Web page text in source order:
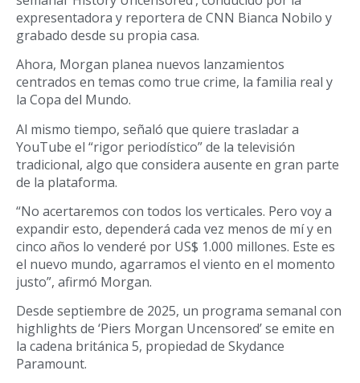
expresentadora y reportera de CNN Bianca Nobilo y
grabado desde su propia casa.
Ahora, Morgan planea nuevos lanzamientos
centrados en temas como true crime, la familia real y
la Copa del Mundo.
Al mismo tiempo, señaló que quiere trasladar a
YouTube el “rigor periodístico” de la televisión
tradicional, algo que considera ausente en gran parte
de la plataforma.
“No acertaremos con todos los verticales. Pero voy a
expandir esto, dependerá cada vez menos de mí y en
cinco años lo venderé por US$ 1.000 millones. Este es
el nuevo mundo, agarramos el viento en el momento
justo”, afirmó Morgan.
Desde septiembre de 2025, un programa semanal con
highlights de ‘Piers Morgan Uncensored’ se emite en
la cadena británica 5, propiedad de Skydance
Paramount.